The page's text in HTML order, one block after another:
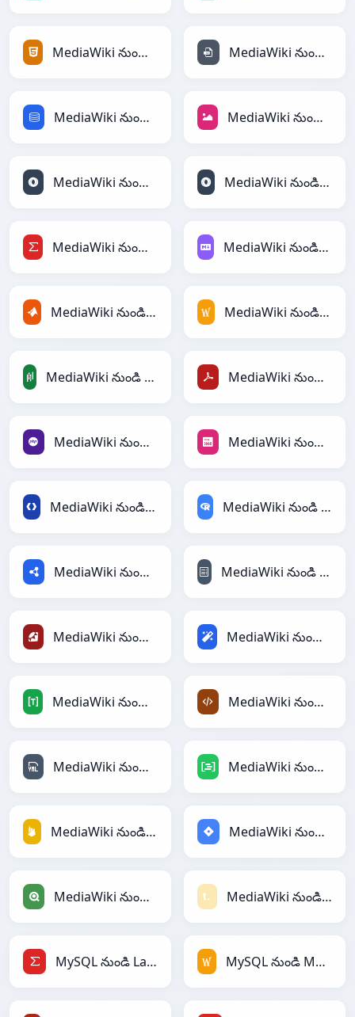
MediaWiki నుండి HTML MediaWiki నుండి INI
MediaWiki నుండి SQL MediaWiki నుండి JPEG
MediaWiki నుండి JSON MediaWiki నుండి JSONLines
MediaWiki నుండి LaTeX MediaWiki నుండి Markdown
MediaWiki నుండి MATLAB MediaWiki నుండి MediaWiki
MediaWiki నుండి PandasDataFrame MediaWiki నుండి PDF
MediaWiki నుండి PHP MediaWiki నుండి PNG
MediaWiki నుండి Protobuf MediaWiki నుండి RDataFrame
MediaWiki నుండి RDF MediaWiki నుండి reStructuredText
MediaWiki నుండి Ruby MediaWiki నుండి Magic
MediaWiki నుండి TOML MediaWiki నుండి XML
MediaWiki నుండి YAML MediaWiki నుండి DAX
MediaWiki నుండి Firebase MediaWiki నుండి Jira
MediaWiki నుండి Qlik MediaWiki నుండి Textile
MySQL నుండి LaTeX MySQL నుండి MediaWiki